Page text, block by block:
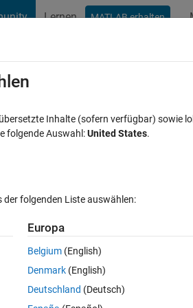
Lernen MATLAB erhalten
optimisation
between start
2016 2 Antworten Aktualisiert 17
Inhalte (sofern verfügbar)
folgende Auswahl:United States.
der folgenden Liste auswählen:
Europa
Belgium (English)
Denmark (English)
Deutschland (Deutsch)